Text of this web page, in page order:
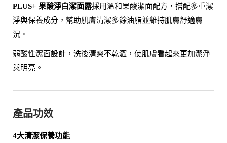
PLUS+ 果酸淨白潔面露採用溫和果酸潔面配方，搭配多重潔
淨與保養成分，幫助肌膚清潔多餘油脂並維持肌膚舒適膚
況。
弱酸性潔面設計，洗後清爽不乾澀，使肌膚看起來更加潔淨
與明亮。
產品功效
4大清潔保養功能